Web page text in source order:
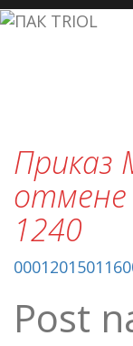
Приказ
1240
Post